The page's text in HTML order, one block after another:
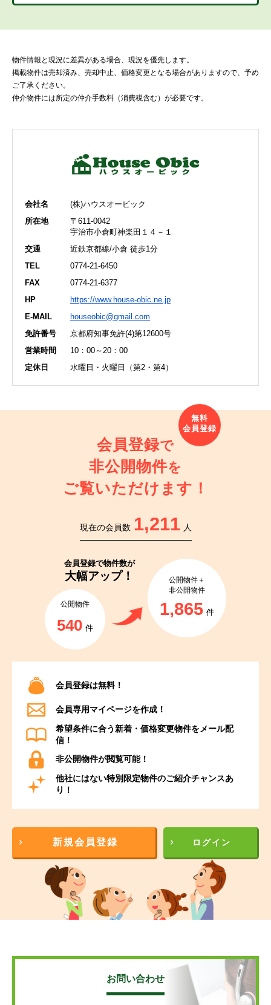
物件情報と現況に差異がある場合、現況を優先します。
掲載物件は売却済み、売却中止、価格変更となる場合がありますので、予め
ご了承ください。
仲介物件には所定の仲介手数料（消費税含む）が必要です。
会社名
(株)ハウスオービック
所在地
〒611-0042
宇治市小倉町神楽田１４－１
交通
近鉄京都線/小倉 徒歩1分
TEL
0774-21-6450
FAX
0774-21-6377
HP
https://www.house-obic.ne.jp
E-MAIL
houseobic@gmail.com
免許番号
京都府知事免許(4)第12600号
営業時間
10：00～20：00
定休日
水曜日・火曜日（第2・第4）
会員登録で
非公開物件を
ご覧いただけます！
現在の会員数 1,211 人
会員登録で物件数が
大幅アップ！
公開物件
540 件
公開物件＋
非公開物件
1,865 件
会員登録は無料！
会員専用マイページを作成！
希望条件に合う新着・価格変更物件をメール配
信！
非公開物件が閲覧可能！
他社にはない特別限定物件のご紹介チャンスあ
り！
新規会員登録 ログイン
お問い合わせ